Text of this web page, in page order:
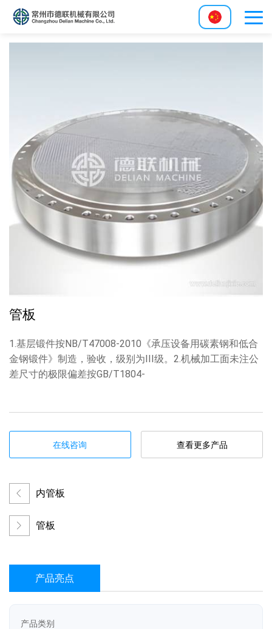
管板
1.基层锻件按NB/T47008-2010《承压设备用碳素钢和低合
金钢锻件》制造，验收，级别为III级。2.机械加工面未注公
差尺寸的极限偏差按GB/T1804-
在线咨询 查看更多产品
内管板
管板
产品亮点
产品类别